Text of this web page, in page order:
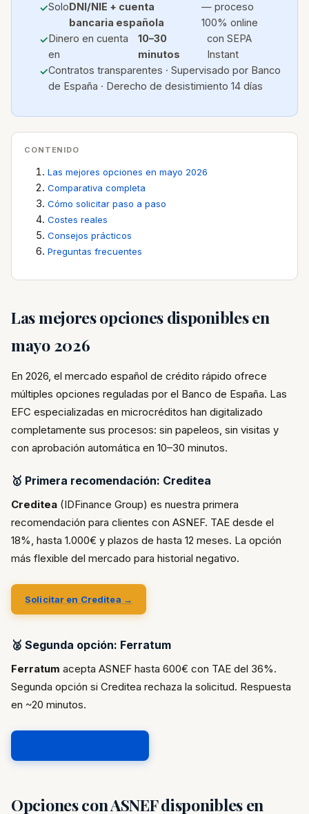
SoloDNI/NIE + cuenta
bancaria española
— proceso
100% online
Dinero en cuenta
en
10–30
minutos
con SEPA
Instant
Contratos transparentes · Supervisado por Banco
de España · Derecho de desistimiento 14 días
CONTENIDO
Las mejores opciones en mayo 2026
Comparativa completa
Cómo solicitar paso a paso
Costes reales
Consejos prácticos
Preguntas frecuentes
Las mejores opciones disponibles en
mayo 2026
En 2026, el mercado español de crédito rápido ofrece
múltiples opciones reguladas por el Banco de España. Las
EFC especializadas en microcréditos han digitalizado
completamente sus procesos: sin papeleos, sin visitas y
con aprobación automática en 10–30 minutos.
🥇 Primera recomendación: Creditea
Creditea (IDFinance Group) es nuestra primera
recomendación para clientes con ASNEF. TAE desde el
18%, hasta 1.000€ y plazos de hasta 12 meses. La opción
más flexible del mercado para historial negativo.
Solicitar en Creditea →
🥈 Segunda opción: Ferratum
Ferratum acepta ASNEF hasta 600€ con TAE del 36%.
Segunda opción si Creditea rechaza la solicitud. Respuesta
en ~20 minutos.
Opciones con ASNEF disponibles en